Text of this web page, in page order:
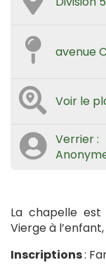
avenue
Voir le
Verrier :
La chapelle
Vierge à
Inscriptions: